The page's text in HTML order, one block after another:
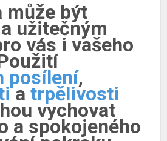
může být
užitečným
vás i vašeho
posílení,
a trpělivosti
vychovat
a spokojeného